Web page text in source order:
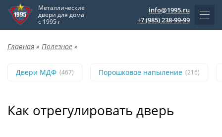
Металлические
двери для дома
с 1995 г
info@1995.ru
+7 (985) 238-99-99
Главная » Полезное »
Двери МДФ (467) Порошковое напыление (216)
Как отрегулировать дверь